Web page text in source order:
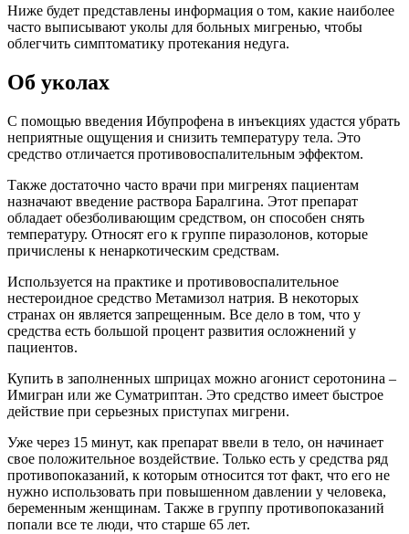
Ниже будет представлены информация о том, какие наиболее
часто выписывают уколы для больных мигренью, чтобы
облегчить симптоматику протекания недуга.
Об уколах
С помощью введения Ибупрофена в инъекциях удастся убрать
неприятные ощущения и снизить температуру тела. Это
средство отличается противовоспалительным эффектом.
Также достаточно часто врачи при мигренях пациентам
назначают введение раствора Баралгина. Этот препарат
обладает обезболивающим средством, он способен снять
температуру. Относят его к группе пиразолонов, которые
причислены к ненаркотическим средствам.
Используется на практике и противовоспалительное
нестероидное средство Метамизол натрия. В некоторых
странах он является запрещенным. Все дело в том, что у
средства есть большой процент развития осложнений у
пациентов.
Купить в заполненных шприцах можно агонист серотонина –
Имигран или же Суматриптан. Это средство имеет быстрое
действие при серьезных приступах мигрени.
Уже через 15 минут, как препарат ввели в тело, он начинает
свое положительное воздействие. Только есть у средства ряд
противопоказаний, к которым относится тот факт, что его не
нужно использовать при повышенном давлении у человека,
беременным женщинам. Также в группу противопоказаний
попали все те люди, что старше 65 лет.